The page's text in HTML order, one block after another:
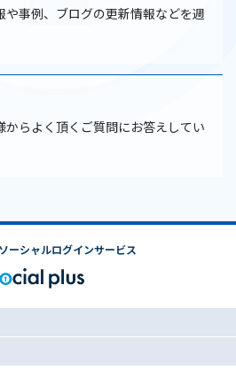
事例、ブログの更新情報などを週
からよく頂くご質問にお答えしてい
ーシャルログインサービス